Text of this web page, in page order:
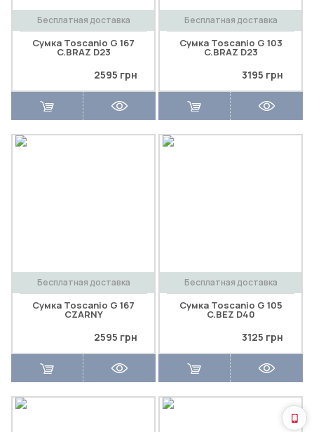
Бесплатная доставка
Сумка Toscanio G 167
C.BRAZ D23
2595 грн
Бесплатная доставка
Сумка Toscanio G 103
C.BRAZ D23
3195 грн
Бесплатная доставка
Сумка Toscanio G 167
CZARNY
2595 грн
Бесплатная доставка
Сумка Toscanio G 105
C.BEZ D40
3125 грн